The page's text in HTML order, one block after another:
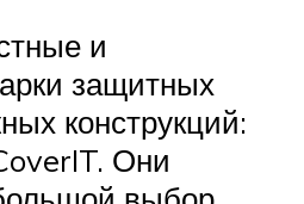
и
защитных
конструкций:
Они